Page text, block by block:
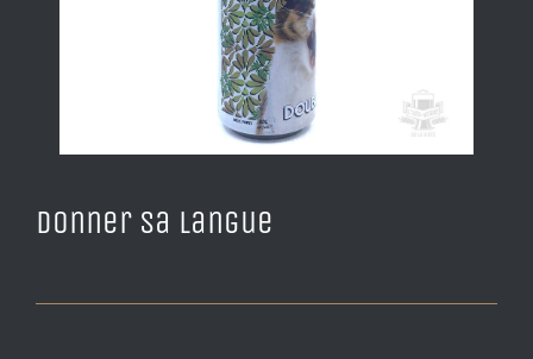
Donner sa Langue